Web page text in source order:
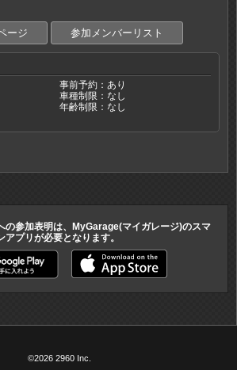
ージ 参加メンバーリスト
事前予約：あり
車種制限：なし
年齢制限：なし
の参加表明は、MyGarage(マイガレージ)のスマ
アプリが必要となります。
©2026 2960 Inc.